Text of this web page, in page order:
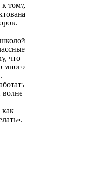
тому,
что
много
волне
как